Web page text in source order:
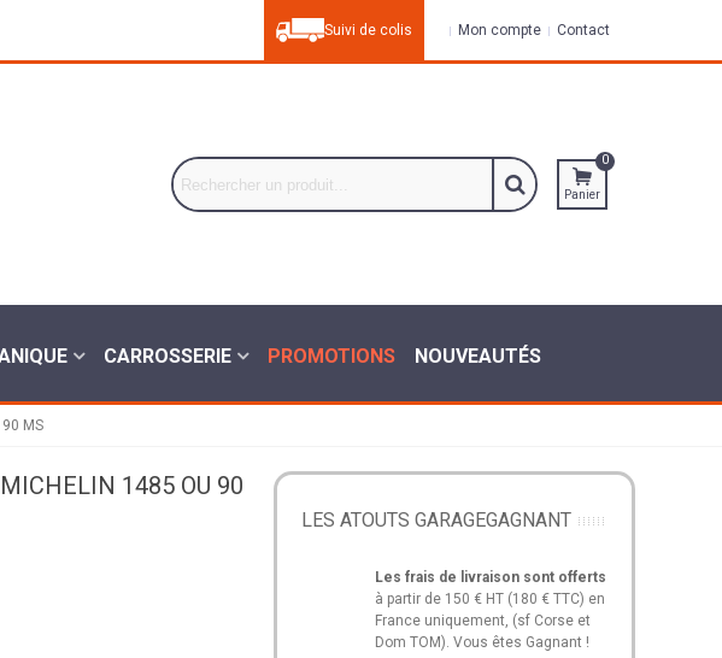
Suivi de colis Mon compte Contact
Panier
0
CARROSSERIE PROMOTIONS NOUVEAUTÉS
MS
1485 OU 90
LES ATOUTS GARAGEGAGNANT
Les frais de livraison sont offerts
à partir de 150 € HT (180 € TTC) en
France uniquement, (sf Corse et
Dom TOM). Vous êtes Gagnant !